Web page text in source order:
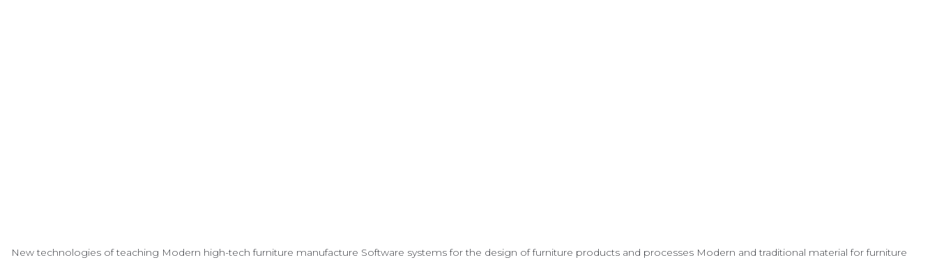
New technologies of teaching Modern high-tech furniture manufacture Software systems for the design of furniture products and processes Modern and traditional material for furniture